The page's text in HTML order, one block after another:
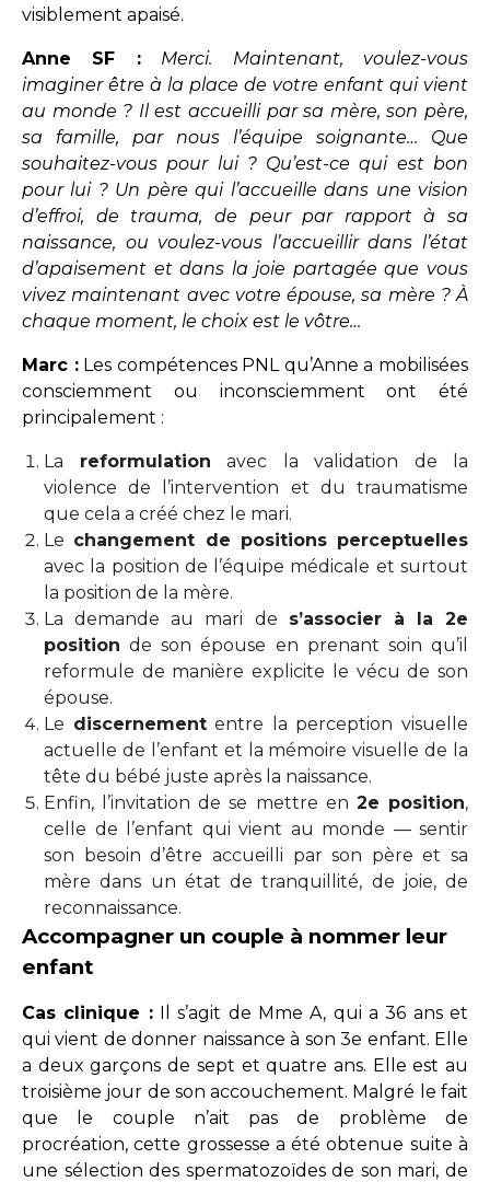
visiblement apaisé.
Anne SF :
Merci. Maintenant, voulez-vous
imaginer être à la place de votre enfant qui vient
au monde ? Il est accueilli par sa mère, son père,
sa famille, par nous l’équipe soignante… Que
souhaitez-vous pour lui ? Qu’est-ce qui est bon
pour lui ? Un père qui l’accueille dans une vision
d’effroi, de trauma, de peur par rapport à sa
naissance, ou voulez-vous l’accueillir dans l’état
d’apaisement et dans la joie partagée que vous
vivez maintenant avec votre épouse, sa mère ? À
chaque moment, le choix est le vôtre…
Marc :Les compétences PNL qu’Anne a mobilisées
consciemment ou inconsciemment ont été
principalement :
La reformulation avec la validation de la
violence de l’intervention et du traumatisme
que cela a créé chez le mari.
Le changement de positions perceptuelles
avec la position de l’équipe médicale et surtout
la position de la mère.
La demande au mari de s’associer à la 2e
position de son épouse en prenant soin qu’il
reformule de manière explicite le vécu de son
épouse.
Le discernemententre la perception visuelle
actuelle de l’enfant et la mémoire visuelle de la
tête du bébé juste après la naissance.
Enfin, l’invitation de se mettre en 2e position,
celle de l’enfant qui vient au monde — sentir
son besoin d’être accueilli par son père et sa
mère dans un état de tranquillité, de joie, de
reconnaissance.
Accompagner un couple à nommer leur
enfant
Cas clinique :Il s’agit de Mme A, qui a 36 ans et
qui vient de donner naissance à son 3e enfant. Elle
a deux garçons de sept et quatre ans. Elle est au
troisième jour de son accouchement. Malgré le fait
que le couple n’ait pas de problème de
procréation, cette grossesse a été obtenue suite à
une sélection des spermatozoïdes de son mari, de